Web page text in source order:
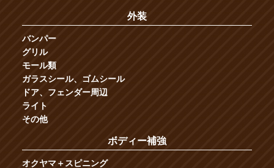
外装
バンパー
グリル
モール類
ガラスシール、ゴムシール
ドア、フェンダー周辺
ライト
その他
ボディー補強
オクヤマ＋スピニング